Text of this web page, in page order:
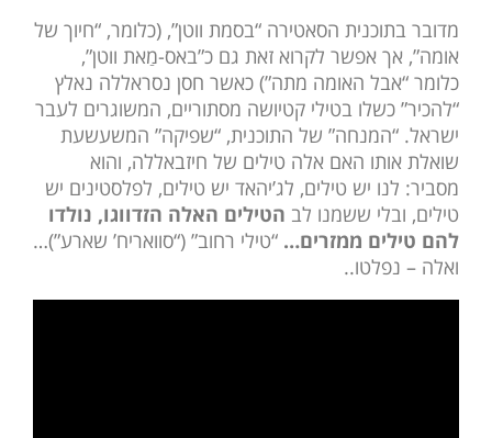
מדובר בתוכנית הסאטירה “בסמת ווטן”, (כלומר, “חיוך של
אומה”, אך אפשר לקרוא זאת גם כ”באס-מַאת ווטן”,
כלומר “אבל האומה מתה”) כאשר חסן נסראללה נאלץ
“להכיר” כשלו בטילי קטיושה מסתוריים, המשוגרים לעבר
ישראל. “המנחה” של התוכנית, “שפיקה” המשעשעת
שואלת אותו האם אלה טילים של חיזבאללה, והוא
מסביר: לנו יש טילים, לג’יהאד יש טילים, לפלסטינים יש
טילים, ובלי ששמנו לב הטילים האלה הזדווגו, נולדו
להם טילים ממזרים… “טילי רחוב” (“סוואריח’ שארע”)…
ואלה – נפלטו..